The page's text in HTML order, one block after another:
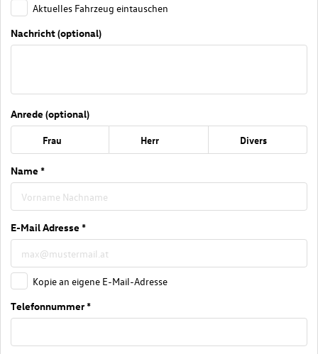
Aktuelles Fahrzeug eintauschen
Nachricht (optional)
Anrede (optional)
Frau Herr Divers
Name *
E-Mail Adresse *
Kopie an eigene E-Mail-Adresse
Telefonnummer *